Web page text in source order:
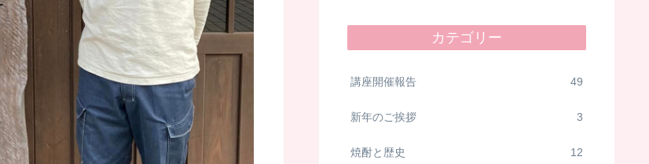
カテゴリー
講座開催報告 49
新年のご挨拶 3
焼酎と歴史 12